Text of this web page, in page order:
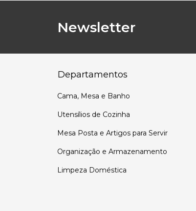
Newsletter
Departamentos
Cama, Mesa e Banho
Utensílios de Cozinha
Mesa Posta e Artigos para Servir
Organização e Armazenamento
Limpeza Doméstica